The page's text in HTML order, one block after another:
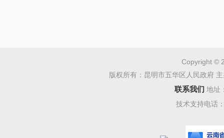
Copyright ©
版权所有：昆明市五华区人民政府
联系我们 地址
技术支持电话